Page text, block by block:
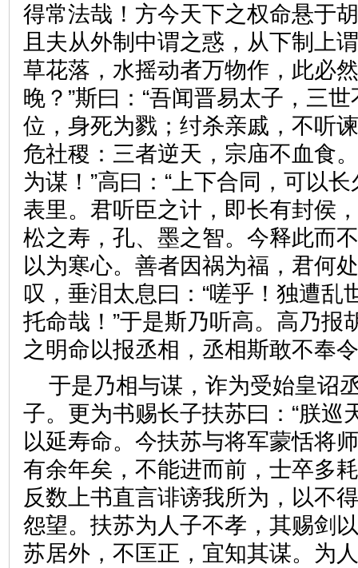
得常法哉！方今天下之权命悬于
且夫从外制中谓之惑，从下制上
草花落，水摇动者万物作，此必
晚？”斯曰：“吾闻晋易太子，三
位，身死为戮；纣杀亲戚，不听
危社稷：三者逆天，宗庙不血食
为谋！”高曰：“上下合同，可以
表里。君听臣之计，即长有封侯
松之寿，孔、墨之智。今释此而
以为寒心。善者因祸为福，君何
叹，垂泪太息曰：“嗟乎！独遭乱
托命哉！”于是斯乃听高。高乃报
之明命以报丞相，丞相斯敢不
于是乃相与谋，诈为受始皇诏
子。更为书赐长子扶苏曰：“朕巡
以延寿命。今扶苏与将军蒙恬将
有余年矣，不能进而前，士卒多
反数上书直言诽谤我所为，以不
怨望。扶苏为人子不孝，其赐剑
苏居外，不匡正，宜知其谋。为